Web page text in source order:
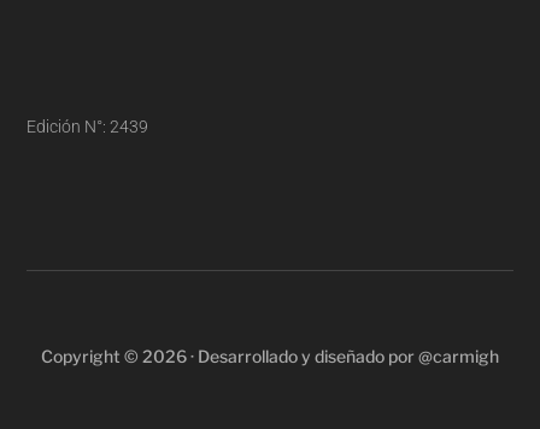
Edición N°: 2439
Copyright © 2026 · Desarrollado y diseñado por @carmigh